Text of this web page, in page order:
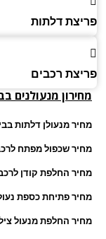
דלתות
רכבים
מנעולנים בבית
מנעולן דלתות בבית
שכפול מפתח לרכב
החלפת קודן לרכב בבית
פתיחת כספת נעולה
החלפת מנעול צילינדר